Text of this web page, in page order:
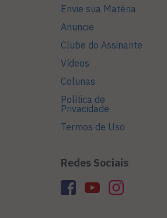
Envie sua Matéria
Anuncie
Clube do Assinante
Vídeos
Colunas
Política de
Privacidade
Termos de Uso
Redes Sociais